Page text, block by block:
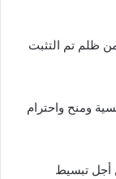
ظلم تم التثبت
ومنح واحترام
أجل تبسيط